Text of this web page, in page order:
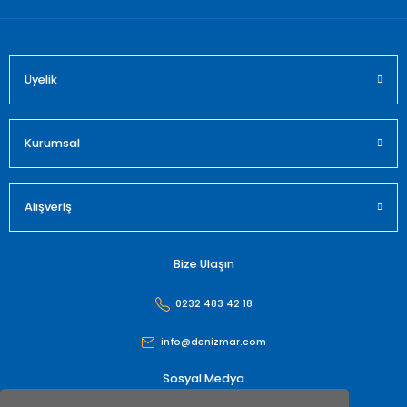
Üyelik
Kurumsal
Alışveriş
Bize Ulaşın
0232 483 42 18
info@denizmar.com
Sosyal Medya